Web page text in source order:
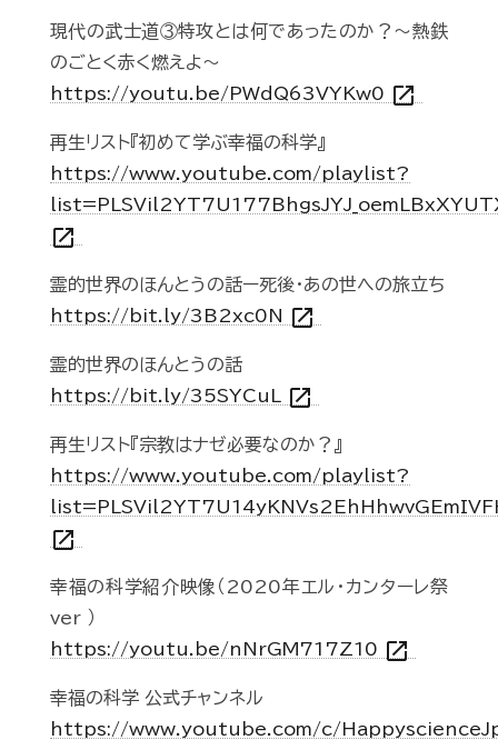
現代の武士道③特攻とは何であったのか？～熱鉄
のごとく赤く燃えよ～
https://youtu.be/PWdQ63VYKw0 open_in_new
再生リスト『初めて学ぶ幸福の科学』
https://www.youtube.com/playlist?
open_in_new
霊的世界のほんとうの話ー死後・あの世への旅立ち
https://bit.ly/3B2xc0N open_in_new
霊的世界のほんとうの話
https://bit.ly/35SYCuL open_in_new
再生リスト『宗教はナゼ必要なのか？』
https://www.youtube.com/playlist?
open_in_new
幸福の科学紹介映像（2020年エル・カンターレ祭
ver ）
https://youtu.be/nNrGM717Z10 open_in_new
幸福の科学 公式チャンネル
https://www.youtube.com/c/